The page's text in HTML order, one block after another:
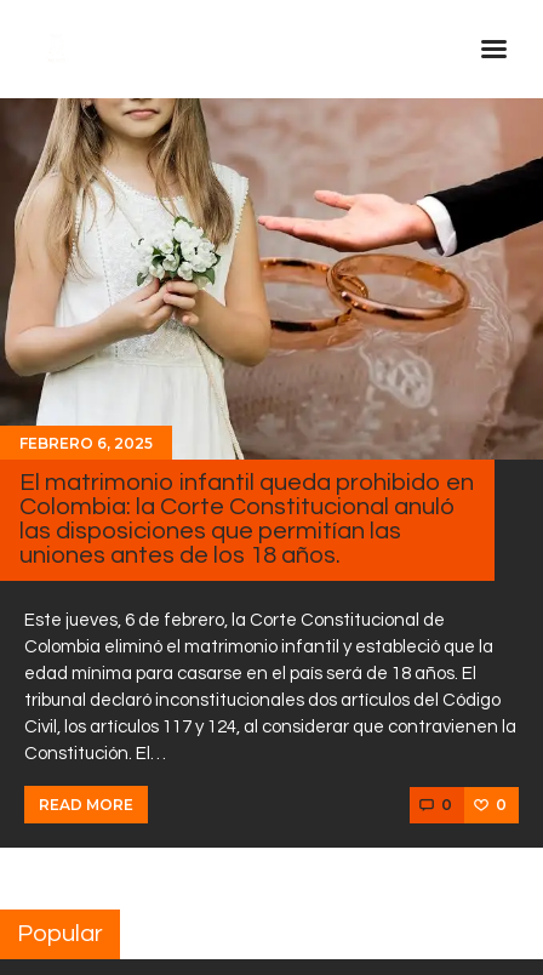
Inicio Real FM
Streaming
En Vivo
Descarga La APP
Programas
Noticias
Sobre Nosotros
Contactos
FEBRERO 6, 2025
El matrimonio infantil queda prohibido en
Colombia: la Corte Constitucional anuló
las disposiciones que permitían las
uniones antes de los 18 años.
Este jueves, 6 de febrero, la Corte Constitucional de
Colombia eliminó el matrimonio infantil y estableció que la
edad mínima para casarse en el país será de 18 años. El
tribunal declaró inconstitucionales dos artículos del Código
Civil, los artículos 117 y 124, al considerar que contravienen la
Constitución. El…
READ MORE 0 0
Popular